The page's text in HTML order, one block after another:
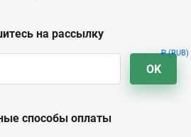
Р(RUB)
на рассылку
OK
способы оплаты